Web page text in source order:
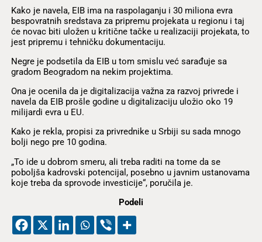
Kako je navela, EIB ima na raspolaganju i 30 miliona evra
bespovratnih sredstava za pripremu projekata u regionu i taj
će novac biti uložen u kritične tačke u realizaciji projekata, to
jest pripremu i tehničku dokumentaciju.
Negre je podsetila da EIB u tom smislu već sarađuje sa
gradom Beogradom na nekim projektima.
Ona je ocenila da je digitalizacija važna za razvoj privrede i
navela da EIB prošle godine u digitalizaciju uložio oko 19
milijardi evra u EU.
Kako je rekla, propisi za privrednike u Srbiji su sada mnogo
bolji nego pre 10 godina.
„To ide u dobrom smeru, ali treba raditi na tome da se
poboljša kadrovski potencijal, posebno u javnim ustanovama
koje treba da sprovode investicije“, poručila je.
Podeli